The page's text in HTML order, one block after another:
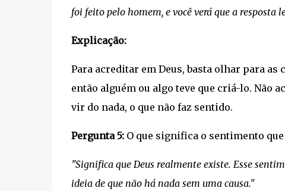
foi feito pelo homem, e você verá que a resposta
Explicação:
Para acreditar em Deus, basta olhar para
então alguém ou algo teve que criá-lo. Não
vir do nada, o que não faz sentido.
Pergunta 5:O que significa o sentimento que
"Significa que Deus realmente existe. Esse
ideia de que não há nada sem uma causa."